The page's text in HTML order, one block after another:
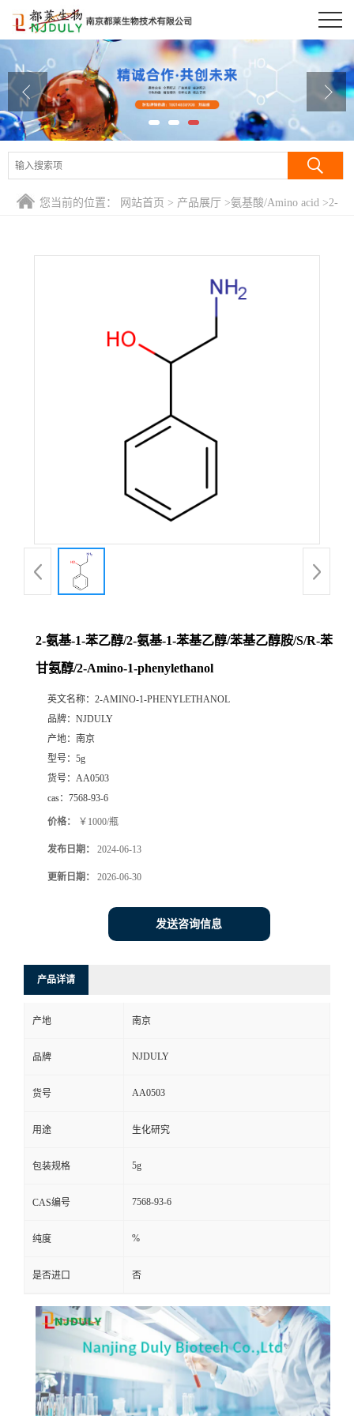
公司首页
公司介绍
公司动态
产品展厅
证书荣誉
您当前的位置： 网站首页 > 产品展厅 >氨基酸/Amino acid >2-
2-氨基-1-苯乙醇/2-氨基-1-苯基乙醇/苯基乙醇胺/S/R-苯
甘氨醇/2-Amino-1-phenylethanol
英文名称： 2-AMINO-1-PHENYLETHANOL
品牌： NJDULY
产地： 南京
型号： 5g
货号： AA0503
cas： 7568-93-6
价格： ￥1000/瓶
发布日期： 2024-06-13
更新日期： 2026-06-30
发送咨询信息
产品详请
产地 南京
品牌 NJDULY
货号 AA0503
用途 生化研究
包装规格 5g
CAS编号 7568-93-6
纯度 %
是否进口 否